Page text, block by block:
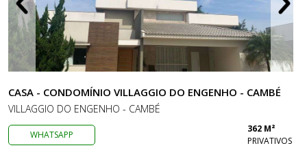
CASA - CONDOMÍNIO VILLAGGIO DO ENGENHO - CAMBÉ
VILLAGGIO DO ENGENHO - CAMBÉ
WHATSAPP
362 M²
PRIVATIVOS